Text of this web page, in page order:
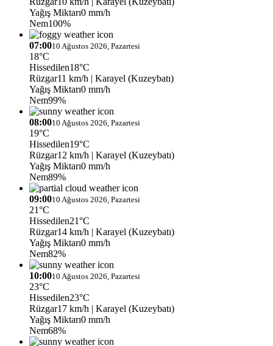
Yağış Miktarı0 mm/h
Nem100%
07:0010 Ağustos 2026, Pazartesi
18°C
Hissedilen18°C
Rüzgar11 km/h | Karayel (Kuzeybatı)
Yağış Miktarı0 mm/h
Nem99%
08:0010 Ağustos 2026, Pazartesi
19°C
Hissedilen19°C
Rüzgar12 km/h | Karayel (Kuzeybatı)
Yağış Miktarı0 mm/h
Nem89%
09:0010 Ağustos 2026, Pazartesi
21°C
Hissedilen21°C
Rüzgar14 km/h | Karayel (Kuzeybatı)
Yağış Miktarı0 mm/h
Nem82%
10:0010 Ağustos 2026, Pazartesi
23°C
Hissedilen23°C
Rüzgar17 km/h | Karayel (Kuzeybatı)
Yağış Miktarı0 mm/h
Nem68%